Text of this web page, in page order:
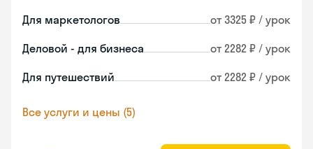
Для маркетологов от 3325 ₽ / урок
Деловой - для бизнеса от 2282 ₽ / урок
Для путешествий от 2282 ₽ / урок
Все услуги и цены (5)